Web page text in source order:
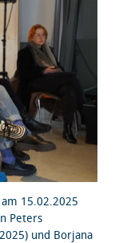
am 15.02.2025
Peters
und Borjana